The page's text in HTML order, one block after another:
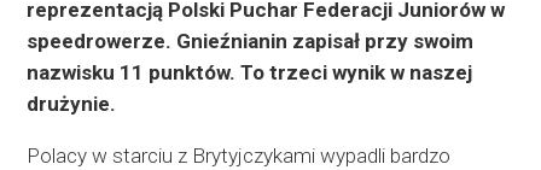
reprezentacją Polski Puchar Federacji Juniorów w
speedrowerze. Gnieźnianin zapisał przy swoim
nazwisku 11 punktów. To trzeci wynik w naszej
drużynie.
Polacy w starciu z Brytyjczykami wypadli bardzo